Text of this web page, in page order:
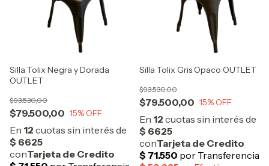
Silla Tolix Negra y Dorada
OUTLET
$79.500,00
$93.530,00
15% OFF
Silla Tolix Gris Opaco OUTLET
$79.500,00
$93.530,00
15% OFF